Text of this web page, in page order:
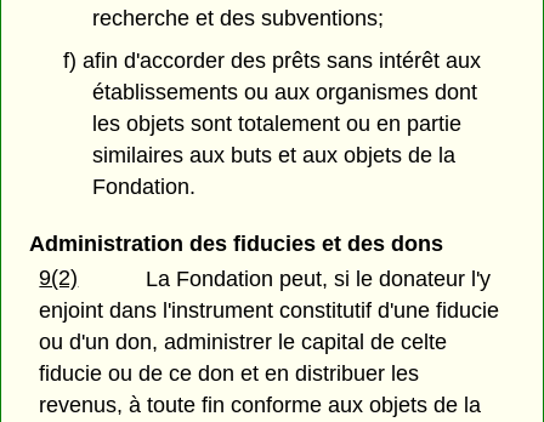
recherche et des subventions;
f) afin d'accorder des prêts sans intérêt aux
établissements ou aux organismes dont
les objets sont totalement ou en partie
similaires aux buts et aux objets de la
Fondation.
Administration des fiducies et des dons
9(2)
La Fondation peut, si le donateur l'y
enjoint dans l'instrument constitutif d'une fiducie
ou d'un don, administrer le capital de celte
fiducie ou de ce don et en distribuer les
revenus, à toute fin conforme aux objets de la